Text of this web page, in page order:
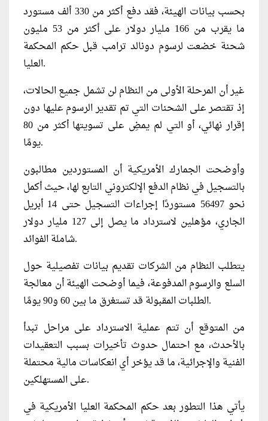
بحسب بيانات الهيئة، فقد دفع أكثر من 330 ألف مستورد
ما يقرب من 166 مليار دولار على أكثر من 53 مليون
شحنة خضعت لرسوم دونالد ترامب قبل حكم المحكمة
العليا.
غير أن المرحلة الأولى من النظام لن تشمل جميع الحالات،
إذ تقتصر على الشحنات التي تم تقدير الرسوم عليها دون
إقرار نهائي، أو التي لم يمضِ على تسويتها أكثر من 80
يومًا.
وأوضحت الجمارك الأمريكية أن المستوردين مطالبون
بالتسجيل في نظام الدفع الإلكتروني التابع لها، حيث أكمل
نحو 56497 مستوردًا إجراءات التسجيل حتى 14 أبريل
الجاري، مؤهلين لاسترداد ما يصل إلى 127 مليار دولار
شاملة الفوائد.
يتطلب النظام من الشركات تقديم بيانات تفصيلية حول
السلع والرسوم المدفوعة، فيما أوضحت الهيئة أن معالجة
الطلبات المقبولة قد تستغرق ما بين 60 و90 يومًا.
من المتوقع أن تتم عملية الاسترداد على مراحل تبدأ
بالأحدث، مع احتمال حدوث تأخيرات بسبب التعقيدات
الفنية والإجرائية، ما قد يؤخر أي انعكاسات مالية محتملة
على المستهلكين.
يأتي هذا التطور بعد حكم المحكمة العليا الأمريكية في